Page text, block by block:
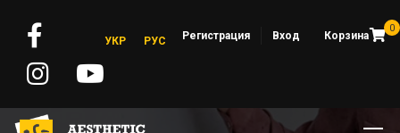
0
Регистрация Вход Корзина
УКР РУС